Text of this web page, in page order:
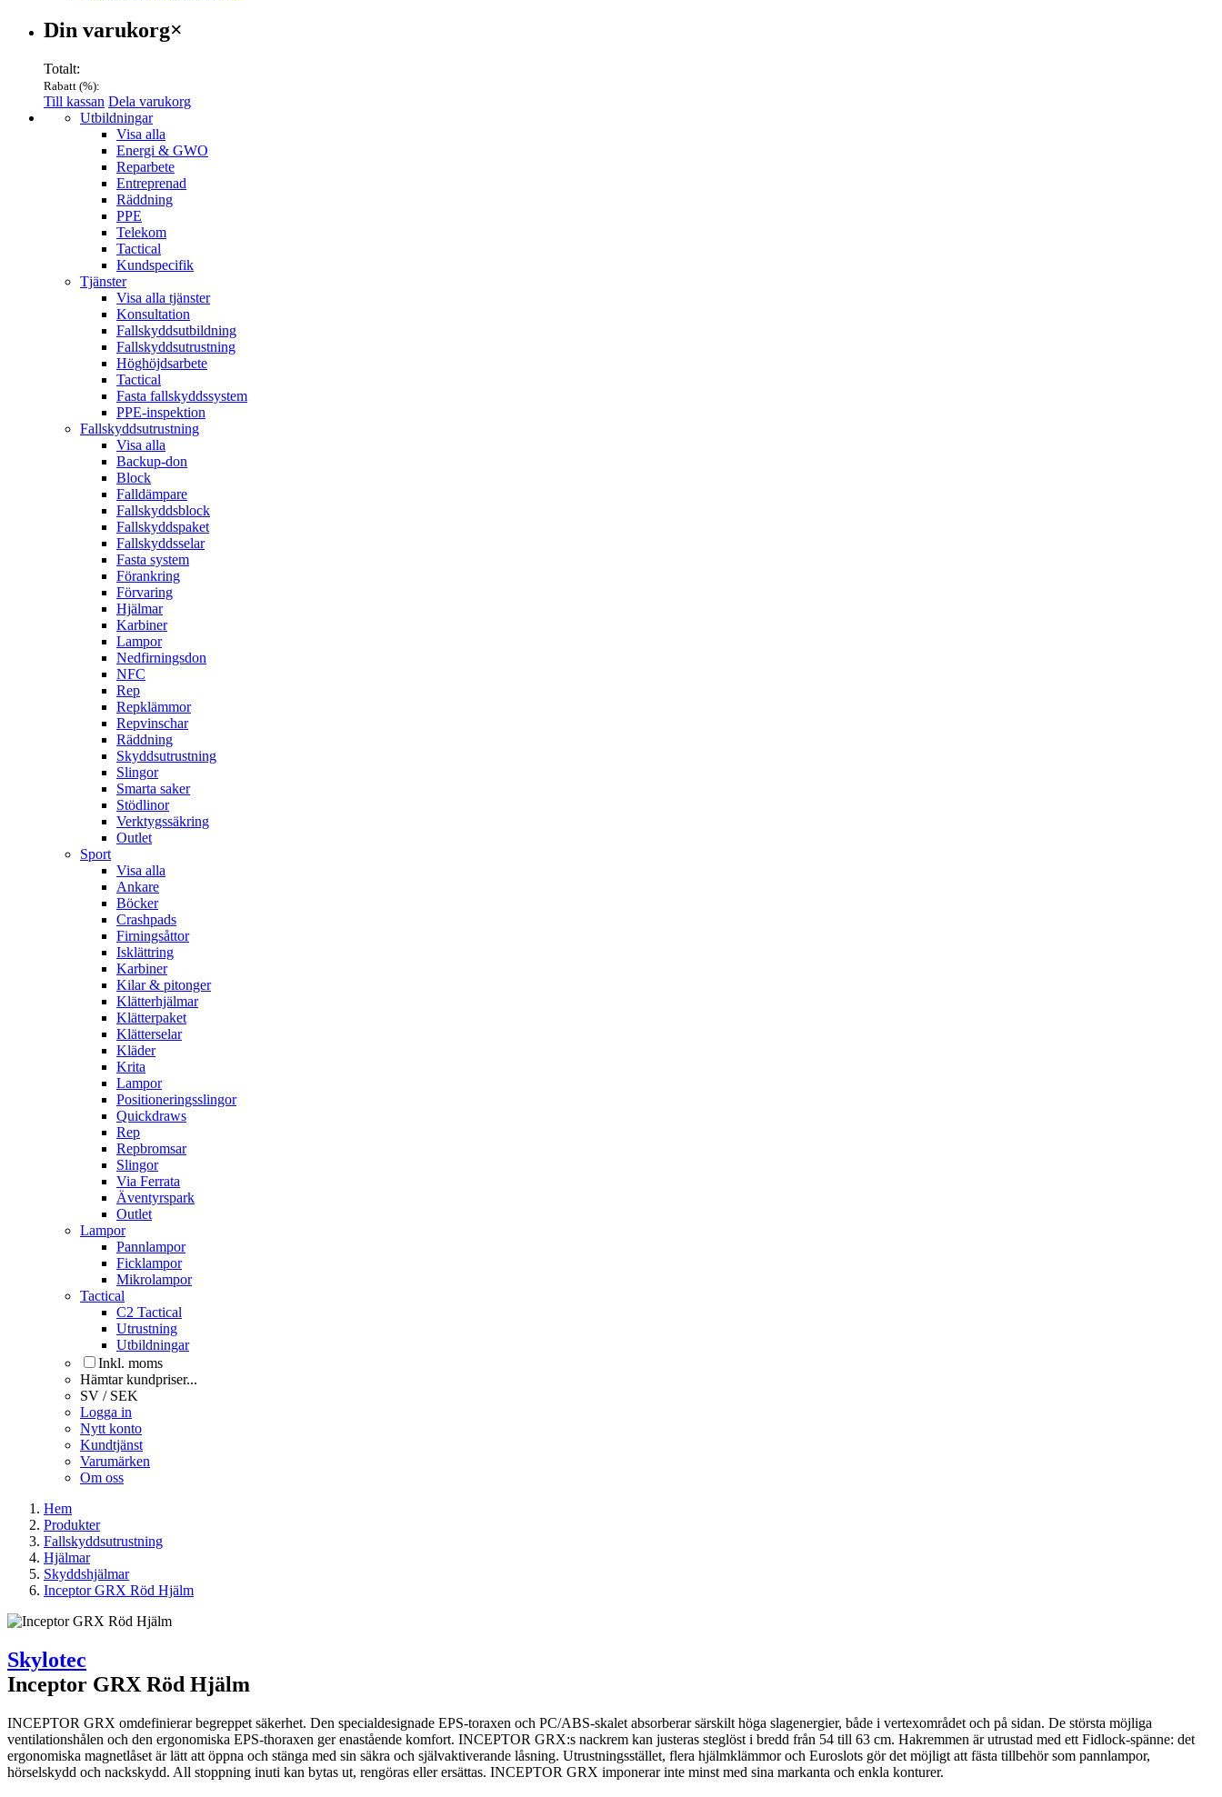
Varukorg
Din varukorg×
Totalt:
Rabatt (%):
Till kassan Dela varukorg
Menu Utbildningar
Visa alla
Energi & GWO
Reparbete
Entreprenad
Räddning
PPE
Telekom
Tactical
Kundspecifik
Tjänster
Visa alla tjänster
Konsultation
Fallskyddsutbildning
Fallskyddsutrustning
Höghöjdsarbete
Tactical
Fasta fallskyddssystem
PPE-inspektion
Fallskyddsutrustning
Visa alla
Backup-don
Block
Falldämpare
Fallskyddsblock
Fallskyddspaket
Fallskyddsselar
Fasta system
Förankring
Förvaring
Hjälmar
Karbiner
Lampor
Nedfirningsdon
NFC
Rep
Repklämmor
Repvinschar
Räddning
Skyddsutrustning
Slingor
Smarta saker
Stödlinor
Verktygssäkring
Outlet
Sport
Visa alla
Ankare
Böcker
Crashpads
Firningsåttor
Isklättring
Karbiner
Kilar & pitonger
Klätterhjälmar
Klätterpaket
Klätterselar
Kläder
Krita
Lampor
Positioneringsslingor
Quickdraws
Rep
Repbromsar
Slingor
Via Ferrata
Äventyrspark
Outlet
Lampor
Pannlampor
Ficklampor
Mikrolampor
Tactical
C2 Tactical
Utrustning
Utbildningar
Inkl. moms
Hämtar kundpriser...
SV / SEK
Logga in
Nytt konto
Kundtjänst
Varumärken
Om oss
Hem
Produkter
Fallskyddsutrustning
Hjälmar
Skyddshjälmar
Inceptor GRX Röd Hjälm
Skylotec
Inceptor GRX Röd Hjälm
INCEPTOR GRX omdefinierar begreppet säkerhet. Den specialdesignade EPS-toraxen och PC/ABS-skalet absorberar särskilt höga slagenergier, både i vertexområdet och på sidan. De största möjliga
ventilationshålen och den ergonomiska EPS-thoraxen ger enastående komfort. INCEPTOR GRX:s nackrem kan justeras steglöst i bredd från 54 till 63 cm. Hakremmen är utrustad med ett Fidlock-spänne: det
ergonomiska magnetlåset är lätt att öppna och stänga med sin säkra och självaktiverande låsning. Utrustningsstället, flera hjälmklämmor och Euroslots gör det möjligt att fästa tillbehör som pannlampor,
hörselskydd och nackskydd. All stoppning inuti kan bytas ut, rengöras eller ersättas. INCEPTOR GRX imponerar inte minst med sina markanta och enkla konturer.